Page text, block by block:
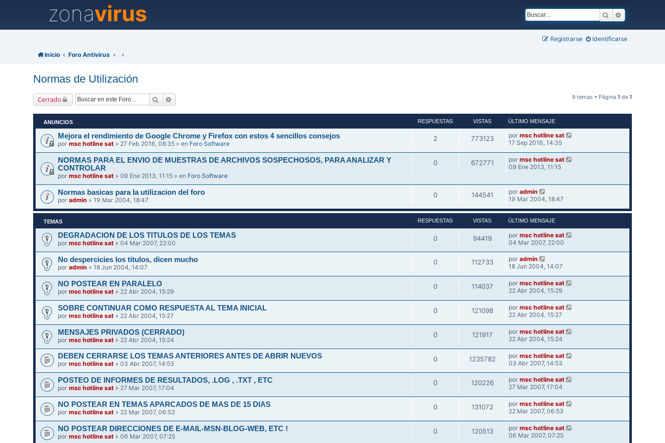
zonavirus Buscar
Identificarse
Registrarse
Inicio Foro Antivirus
Normas de Utilización
Cerrado Buscar 9 temas • Página 1 de 1
ANUNCIOS RESPUESTAS VISTAS ÚLTIMO MENSAJE
Mejora el rendimiento de Google Chrome y Firefox con estos 4 sencillos consejos
pormsc hotline sat » 27 Feb 2016, 08:35 » en Foro Software
2 773123 por msc hotline sat
17 Sep 2016, 14:35
NORMAS PARA EL ENVIO DE MUESTRAS DE ARCHIVOS SOSPECHOSOS, PARA ANALIZAR Y
CONTROLAR
pormsc hotline sat » 09 Ene 2013, 11:15 » en Foro Software
0 672771 por msc hotline sat
09 Ene 2013, 11:15
Normas basicas para la utilizacion del foro
poradmin » 19 Mar 2004, 18:47
0 144541 por admin
19 Mar 2004, 18:47
TEMAS RESPUESTAS VISTAS ÚLTIMO MENSAJE
DEGRADACION DE LOS TITULOS DE LOS TEMAS
pormsc hotline sat » 04 Mar 2007, 22:00
0 94419 por msc hotline sat
04 Mar 2007, 22:00
No despercicies los titulos, dicen mucho
poradmin » 18 Jun 2004, 14:07
0 112733 por admin
18 Jun 2004, 14:07
NO POSTEAR EN PARALELO
pormsc hotline sat » 22 Abr 2004, 15:29
0 114037 por msc hotline sat
22 Abr 2004, 15:29
SOBRE CONTINUAR COMO RESPUESTA AL TEMA INICIAL
pormsc hotline sat » 22 Abr 2004, 15:27
0 121098 por msc hotline sat
22 Abr 2004, 15:27
MENSAJES PRIVADOS (CERRADO)
pormsc hotline sat » 22 Abr 2004, 15:24
0 121917 por msc hotline sat
22 Abr 2004, 15:24
DEBEN CERRARSE LOS TEMAS ANTERIORES ANTES DE ABRIR NUEVOS
pormsc hotline sat » 03 Abr 2007, 14:53
0 1235782 por msc hotline sat
03 Abr 2007, 14:53
POSTEO DE INFORMES DE RESULTADOS, .LOG , .TXT , ETC
pormsc hotline sat » 27 Mar 2007, 17:04
0 120226 por msc hotline sat
27 Mar 2007, 17:04
NO POSTEAR EN TEMAS APARCADOS DE MAS DE 15 DIAS
pormsc hotline sat » 22 Mar 2007, 06:53
0 131072 por msc hotline sat
22 Mar 2007, 06:53
NO POSTEAR DIRECCIONES DE E-MAIL-MSN-BLOG-WEB, ETC !
pormsc hotline sat » 06 Mar 2007, 07:25
0 120513 por msc hotline sat
06 Mar 2007, 07:25